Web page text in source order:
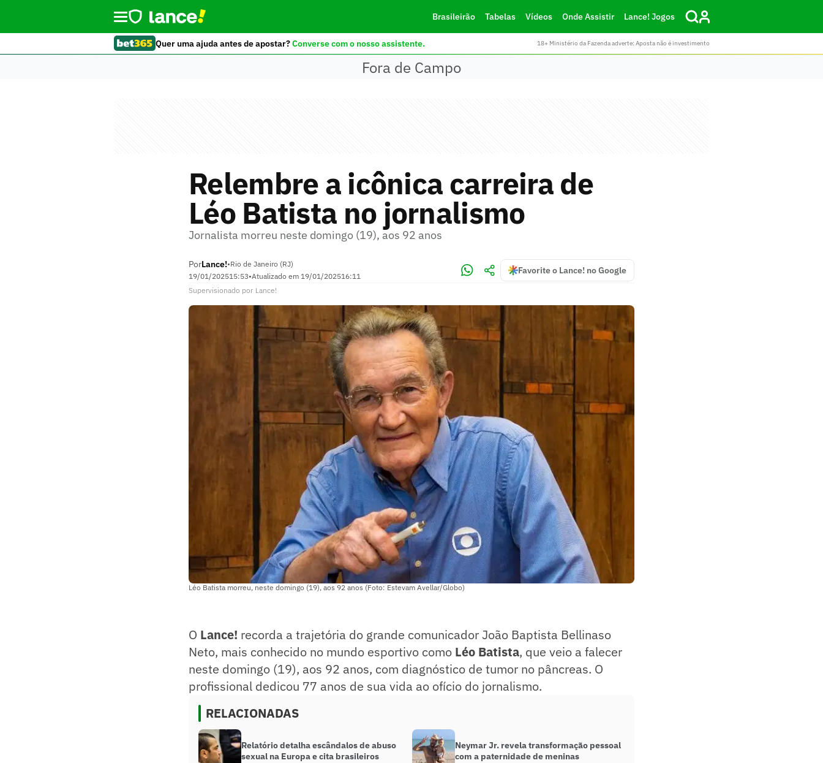
Brasileirão Tabelas Vídeos Onde Assistir Lance! Jogos
Quer uma ajuda antes de apostar?Converse com o nosso assistente. 18+ Ministério da Fazenda adverte: Aposta não é investimento
Fora de Campo
Relembre a icônica carreira de
Léo Batista no jornalismo
Jornalista morreu neste domingo (19), aos 92 anos
PorLance!•Rio de Janeiro (RJ)
19/01/202515:53•Atualizado em 19/01/202516:11
Favorite o Lance! no Google
Supervisionado por Lance!
Léo Batista morreu, neste domingo (19), aos 92 anos (Foto: Estevam Avellar/Globo)
O Lance! recorda a trajetória do grande comunicador João Baptista Bellinaso
Neto, mais conhecido no mundo esportivo como Léo Batista, que veio a falecer
neste domingo (19), aos 92 anos, com diagnóstico de tumor no pâncreas. O
profissional dedicou 77 anos de sua vida ao ofício do jornalismo.
RELACIONADAS
Relatório detalha escândalos de abuso
sexual na Europa e cita brasileiros
Neymar Jr. revela transformação pessoal
com a paternidade de meninas